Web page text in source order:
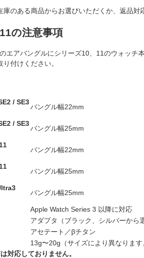
庫のある商品からお選びいただくか、返品対
の注意事項
エアバングルにシリーズ10、11のウォッ
付けください。
/ SE3
バングル幅22mm
/ SE3
バングル幅25mm
バングル幅22mm
バングル幅25mm
バングル幅25mm
Apple Watch Series 3 以降に対応
アダプタ（ブラック、シルバーから
アセテート／βチタン
13g〜20g（サイズにより異なります
対応しておりません。